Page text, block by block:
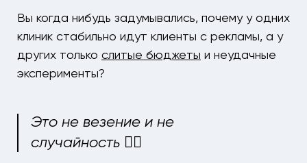
Вы когда нибудь задумывались, почему у одних
клиник стабильно идут клиенты с рекламы, а у
других только слитые бюджеты и неудачные
эксперименты?
Это не везение и не
случайность ☝🏻